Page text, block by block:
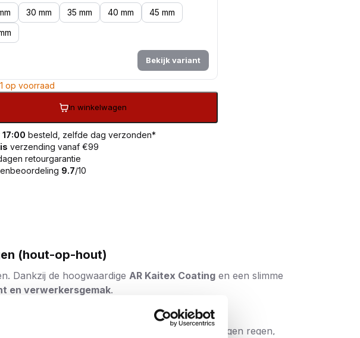
30 mm 35 mm 40 mm
45 mm
Bekijk variant
op voorraad
In winkelwagen
17:00 besteld, zelfde dag verzonden*
verzending vanaf €99
retourgarantie
9.7/10
(hout-op-hout)
Dankzij de hoogwaardige AR Kaitex Coatingen een slimme
en verwerkersgemak.
. Hierdoor is de schroef bestand tegen regen,